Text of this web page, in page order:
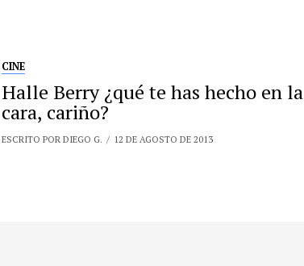
CINE
Halle Berry ¿qué te has hecho en la
cara, cariño?
ESCRITO POR DIEGO G. 12 DE AGOSTO DE 2013